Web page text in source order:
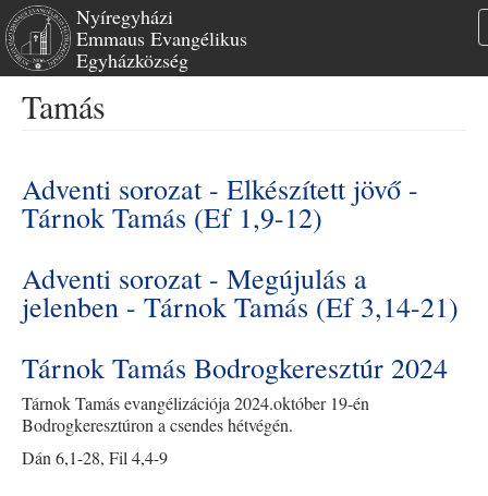
Ugrás
Nyíregyházi
Emmaus Evangélikus
Egyházközség
Tamás
Adventi sorozat - Elkészített jövő -
Tárnok Tamás (Ef 1,9-12)
Adventi sorozat - Megújulás a
jelenben - Tárnok Tamás (Ef 3,14-21)
Tárnok Tamás Bodrogkeresztúr 2024
Tárnok Tamás evangélizációja 2024.október 19-én
Bodrogkeresztúron a csendes hétvégén.
Dán 6,1-28, Fil 4,4-9